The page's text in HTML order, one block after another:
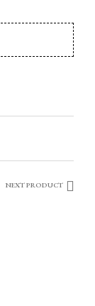
NEXT PRODUCT